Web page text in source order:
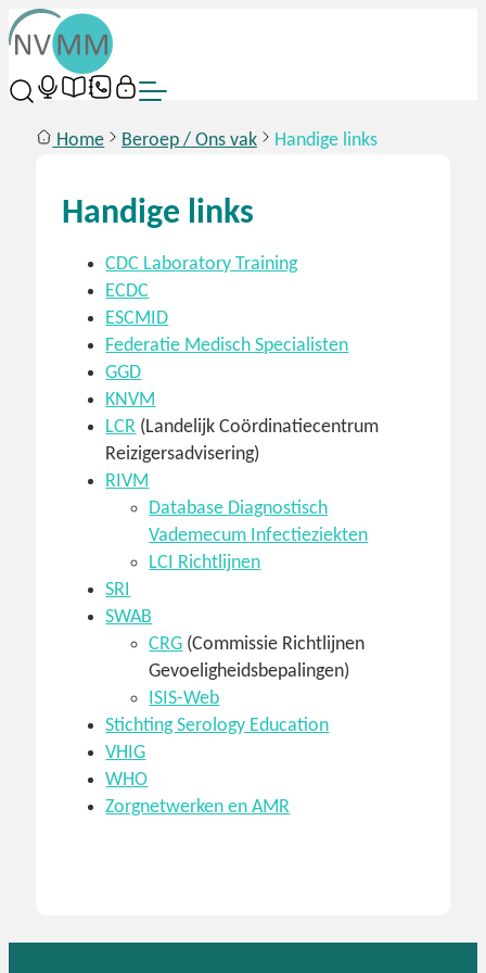
Home Beroep / Ons vak Handige links
Handige links
CDC Laboratory Training
ECDC
ESCMID
Federatie Medisch Specialisten
GGD
KNVM
LCR (Landelijk Coördinatiecentrum
Reizigersadvisering)
RIVM
Database Diagnostisch
Vademecum Infectieziekten
LCI Richtlijnen
SRI
SWAB
CRG (Commissie Richtlijnen
Gevoeligheidsbepalingen)
ISIS-Web
Stichting Serology Education
VHIG
WHO
Zorgnetwerken en AMR